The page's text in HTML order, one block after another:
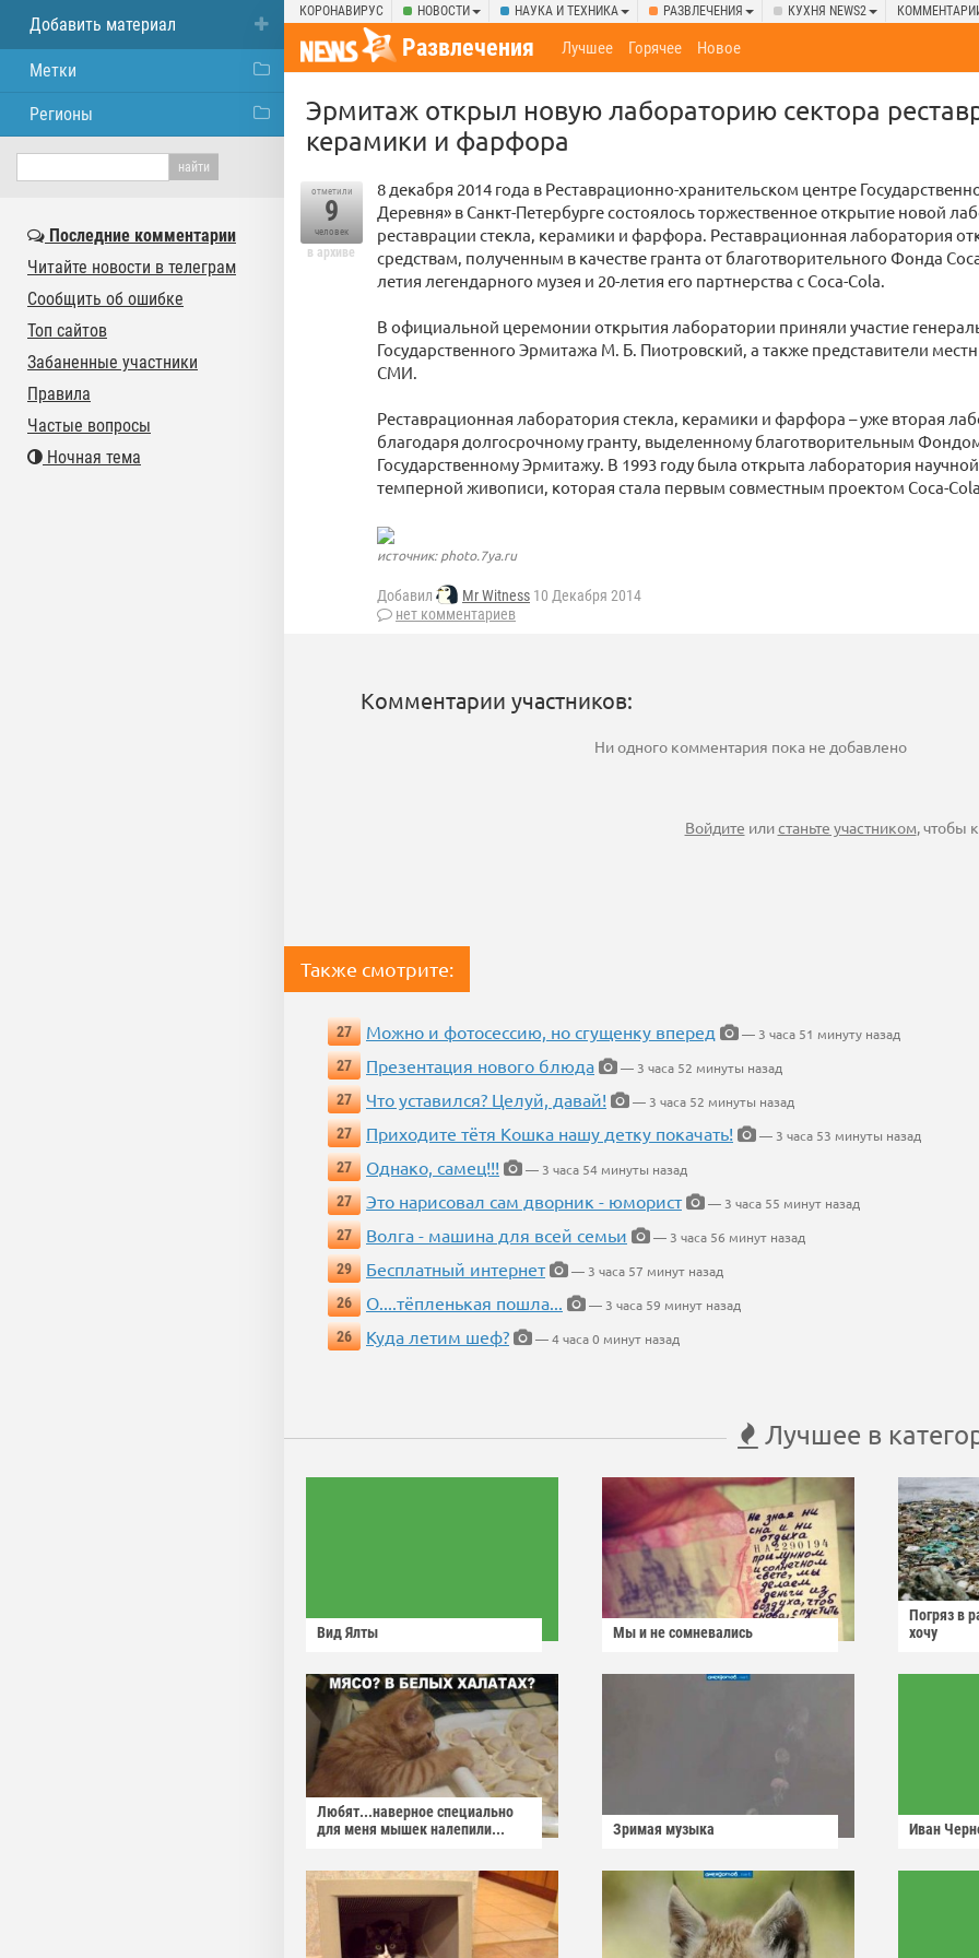
КОРОНАВИРУС НОВОСТИ НАУКА И ТЕХНИКА РАЗВЛЕЧЕНИЯ КУХНЯ NEWS2
Развлечения Лучшее Горячее Новое
Эрмитаж открыл новую лабораторию сектора
керамики и фарфора
отметили
9
человек
в архиве
8 декабря 2014 года в Реставрационно-хранительском центре
Деревня» в Санкт-Петербурге состоялось торжественное открытие новой
реставрации стекла, керамики и фарфора. Реставрационная лаборатория
средствам, полученным в качестве гранта от благотворительного Фонда
летия легендарного музея и 20-летия его партнерства с Coca-Cola.
В официальной церемонии открытия лаборатории приняли участие
Государственного Эрмитажа М. Б. Пиотровский, а также представители
СМИ.
Реставрационная лаборатория стекла, керамики и фарфора – уже вторая
благодаря долгосрочному гранту, выделенному благотворительным
Государственному Эрмитажу. В 1993 году была открыта лаборатория
темперной живописи, которая стала первым совместным проектом Coca-
источник: photo.7ya.ru
Добавил Mr Witness 10 Декабря 2014
нет комментариев
Комментарии участников:
Ни одного комментария пока не добавлено
Войдите илистаньте участником, чтобы
Также смотрите:
27 Можно и фотосессию, но сгущенку вперед
— 3 часа 51 минуту назад
27
Презентация нового блюда
— 3 часа 52 минуты назад
27
Что уставился? Целуй, давай!
— 3 часа 52 минуты назад
27
Приходите тётя Кошка нашу детку покачать!
— 3 часа 53 минуты назад
27
Однако, самец!!!
— 3 часа 54 минуты назад
27
Это нарисовал сам дворник - юморист
— 3 часа 55 минут назад
27
Волга - машина для всей семьи
— 3 часа 56 минут назад
29
Бесплатный интернет
— 3 часа 57 минут назад
26
О....тёпленькая пошла...
— 3 часа 59 минут назад
26
Куда летим шеф? — 4 часа 0 минут назад
Лучшее в
Вид Ялты Мы и не сомневались
Погряз в
хочу
Любят...наверное специально
для меня мышек налепили...
Зримая музыка Иван
Добавить материал
Метки
Регионы
Последние комментарии
Читайте новости в телеграм
Сообщить об ошибке
Топ сайтов
Забаненные участники
Правила
Частые вопросы
Ночная тема